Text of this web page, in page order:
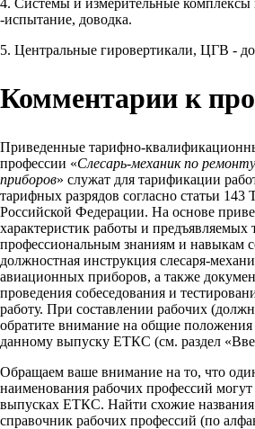
-испытание, доводка.
5. Центральные гировертикали, ЦГВ -
Комментарии к
Приведенные тарифно-
профессии «Слесарь-механик по
приборов» служат для тарификации
тарифных разрядов согласно статьи 143
Российской Федерации. На основе
характеристик работы и предъявляемых
профессиональным знаниям и навыкам
должностная инструкция слесаря-
авиационных приборов, а также
проведения собеседования и
работу. При составлении рабочих
обратите внимание на общие
данному выпуску ЕТКС (см. раздел
Обращаем ваше внимание на то, что
наименования рабочих профессий могут
выпусках ЕТКС. Найти схожие
справочник рабочих профессий (по